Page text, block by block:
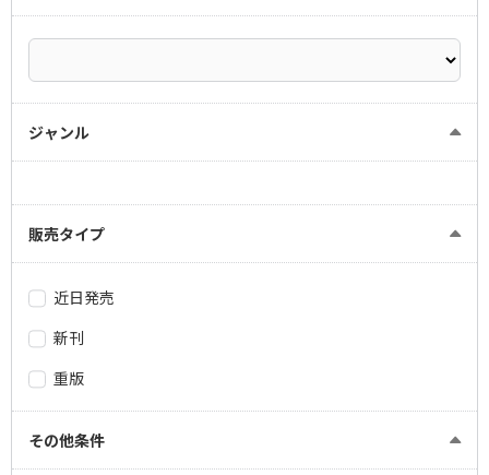
ジャンル
販売タイプ
近日発売
新刊
重版
その他条件